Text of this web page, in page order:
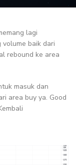
lagi
baik dari
rebound ke area
masuk dan
area buy ya. Good